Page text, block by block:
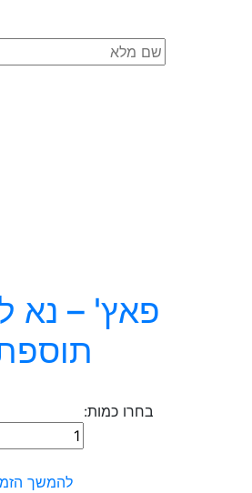
פאץ' – נא
בחרו כמות:
כמות
של
פאץ'
להמשך